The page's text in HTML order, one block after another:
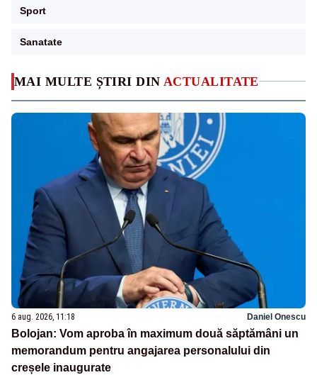
MAI MULTE ȘTIRI DIN ACTUALITATE
6 aug. 2026, 11:18 Daniel Onescu
Bolojan: Vom aproba în maximum două săptămâni un
memorandum pentru angajarea personalului din
creșele inaugurate
Sport
Sanatate